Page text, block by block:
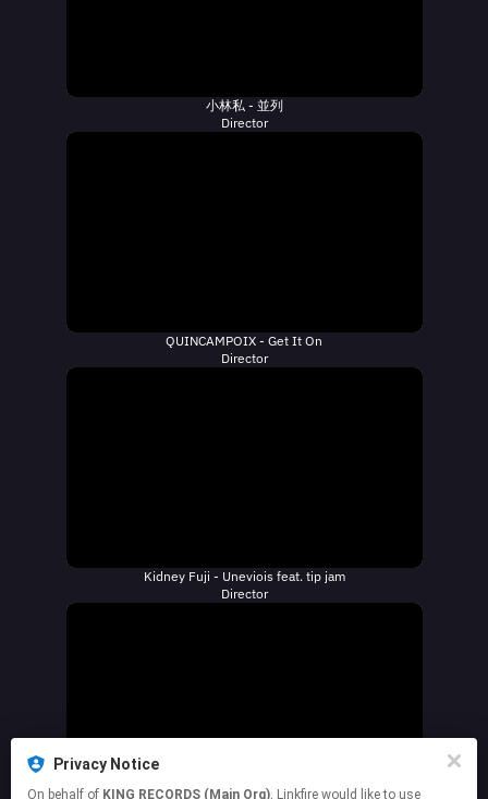
小林私 - 並列
Director
QUINCAMPOIX - Get It On
Director
Kidney Fuji - Uneviois feat. tip jam
Director
Privacy Notice
On behalf of KING RECORDS (Main Org), Linkfire would like to use